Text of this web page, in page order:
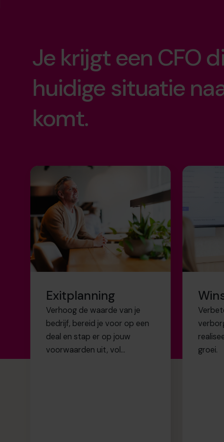
strategische
maximale
vroeger met
geen rusteloze
meer.
de vrijheid om
afstand te
succes zonder
het leven dat u
opgebouwd.
Je krijgt een CFO
huidige situatie
komt.
Exitplanning
Verhoog de waarde van je
bedrijf, bereid je voor op een
deal en stap er op jouw
voorwaarden uit, vol
groei.